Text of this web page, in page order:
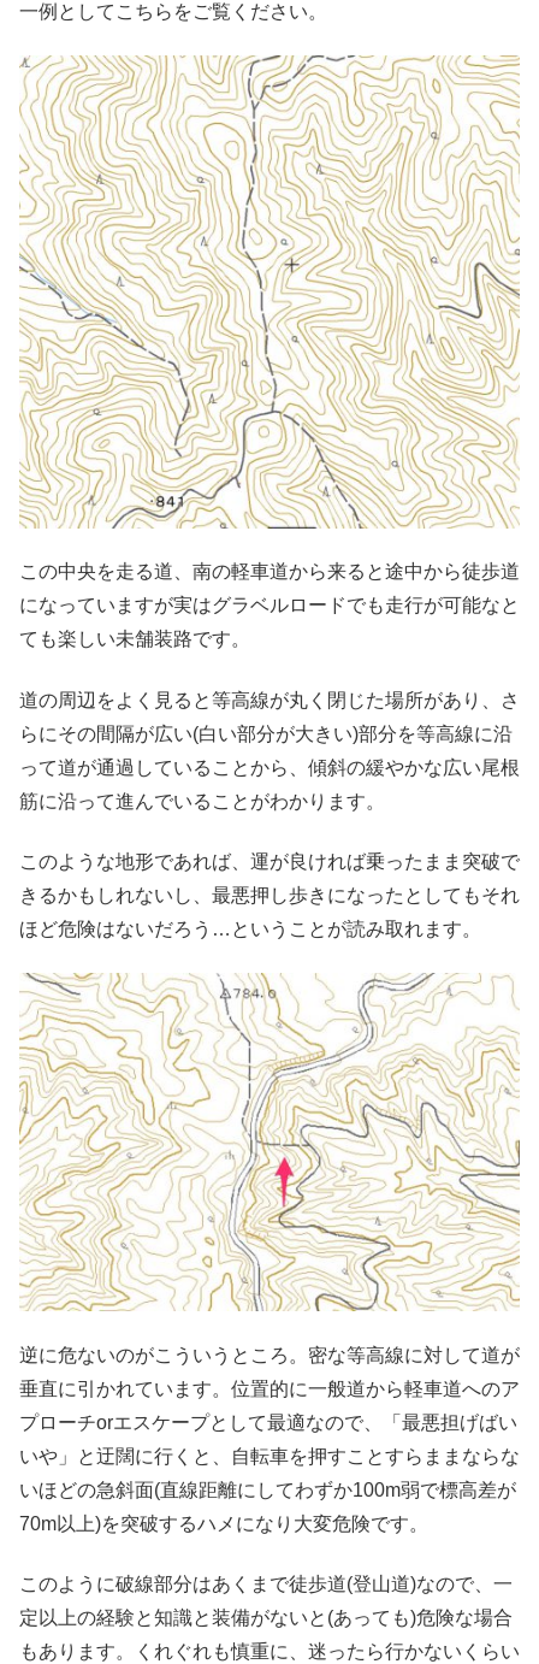
一例としてこちらをご覧ください。
この中央を走る道、南の軽車道から来ると途中から徒歩道
になっていますが実はグラベルロードでも走行が可能なと
ても楽しい未舗装路です。
道の周辺をよく見ると等高線が丸く閉じた場所があり、さ
らにその間隔が広い(白い部分が大きい)部分を等高線に沿
って道が通過していることから、傾斜の緩やかな広い尾根
筋に沿って進んでいることがわかります。
このような地形であれば、運が良ければ乗ったまま突破で
きるかもしれないし、最悪押し歩きになったとしてもそれ
ほど危険はないだろう…ということが読み取れます。
逆に危ないのがこういうところ。密な等高線に対して道が
垂直に引かれています。位置的に一般道から軽車道へのア
プローチorエスケープとして最適なので、「最悪担げばい
いや」と迂闊に行くと、自転車を押すことすらままならな
いほどの急斜面(直線距離にしてわずか100m弱で標高差が
70m以上)を突破するハメになり大変危険です。
このように破線部分はあくまで徒歩道(登山道)なので、一
定以上の経験と知識と装備がないと(あっても)危険な場合
もあります。くれぐれも慎重に、迷ったら行かないくらい